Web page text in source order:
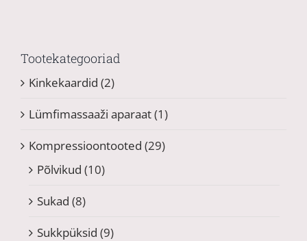
Tootekategooriad
Kinkekaardid (2)
Lümfimassaaži aparaat(1)
Kompressioontooted (29)
Põlvikud (10)
Sukad (8)
Sukkpüksid (9)